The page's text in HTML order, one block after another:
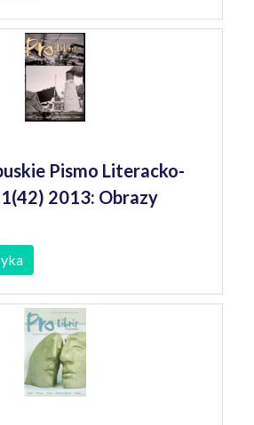
Pismo Literacko-
2013: Obrazy